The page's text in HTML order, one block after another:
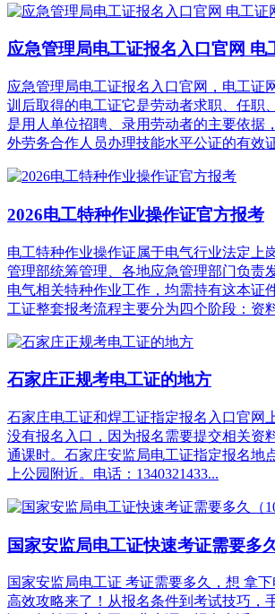
应急管理局电工证报名入口官网 电
应急管理局电工证报名入口官网，电工证
训后取得的电工证它是劳动者求职、任职
是用人单位招聘、录用劳动者的主要依据
外劳务合作人员办理技能水平公证的有效
2026电工特种作业操作证官方报考
电工特种作业操作证属于电气行业法定上
管理部统筹管理、各地应急管理部门负责
电气相关特种作业工作，均需持有这本证
工证整套报考流程主要分为四个阶段：资
石家庄正规考电工证的地方
石家庄电工证和焊工证指定报名入口官网
没有报名入口，因为报名需要提交相关资
通课时。石家庄安监局电工证指定报名地
上公园附近。电话：1340321433...
国家安监局电工证快速考证需要多
国家安监局电工证 考证需要多久，想 拿
高效攻略来了！从报名条件到考试技巧，